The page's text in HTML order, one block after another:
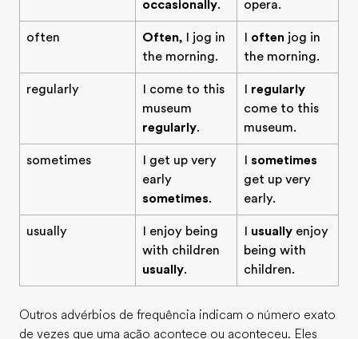
occasionally.
opera.
often Often, I jog in
the morning.
I often jog in
the morning.
regularly
I come to this
museum
regularly.
I regularly
come to this
museum.
sometimes
I get up very
early
sometimes.
I sometimes
get up very
early.
usually
I enjoy being
with children
usually.
I usually enjoy
being with
children.
Outros advérbios de frequência indicam o número exato
de vezes que uma ação acontece ou aconteceu. Eles